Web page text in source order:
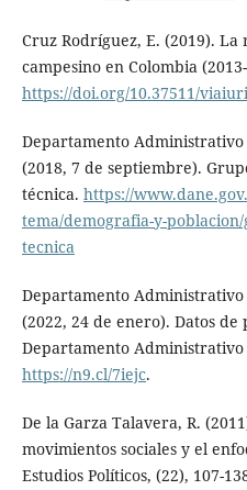
Cruz Rodríguez, E. (2019).
campesino en Colombia
https://doi.org/10.37511/
Departamento Administrativo
(2018, 7 de septiembre).
técnica. https://
tema/demografia-y-
tecnica
Departamento Administrativo
(2022, 24 de enero). Datos
Departamento Administrativo
https://n9.cl/7iejc.
De la Garza Talavera, R.
movimientos sociales y el
Estudios Políticos, (22), 107-